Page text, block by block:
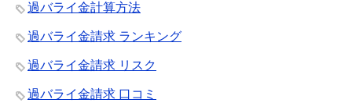
過バライ金計算方法
過バライ金請求 ランキング
過バライ金請求 リスク
過バライ金請求 口コミ